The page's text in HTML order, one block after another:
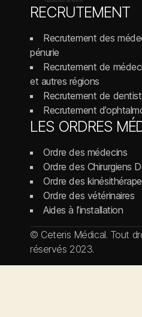
RECRUTEMENT
Recrutement des
pénurie
Recrutement de
et autres régions
Recrutement de
Recrutement
LES ORDRES
Ordre des médecins
Ordre des Chirurgiens
Ordre des
Ordre des vétérinaires
Aides à l’installation
© Ceteris Médical. Tout
réservés 2023.